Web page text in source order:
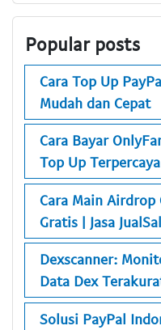
Popular posts
Cara Top Up
Mudah dan Cepat
Cara Bayar
Top Up Terpercaya
Cara Main
Gratis | Jasa
Dexscanner:
Data Dex
Solusi PayPal